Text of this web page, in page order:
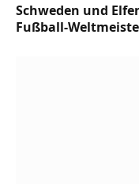
Schweden und
Fußball-